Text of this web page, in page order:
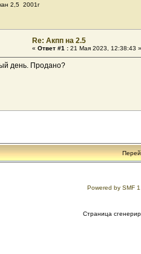
2,5 2001г
Re: Акпп на 2.5
« Ответ #1 : 21 Мая 2023, 12:38:43 »
день. Продано?
Powered by SMF
Страница